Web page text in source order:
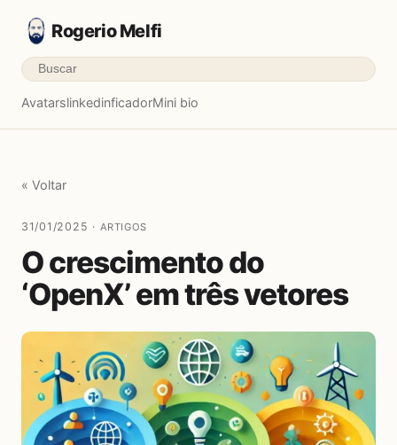
Rogerio Melfi
AvatarslinkedinficadorMini bio
« Voltar
31/01/2025 · ARTIGOS
O crescimento do
‘OpenX’ em três vetores